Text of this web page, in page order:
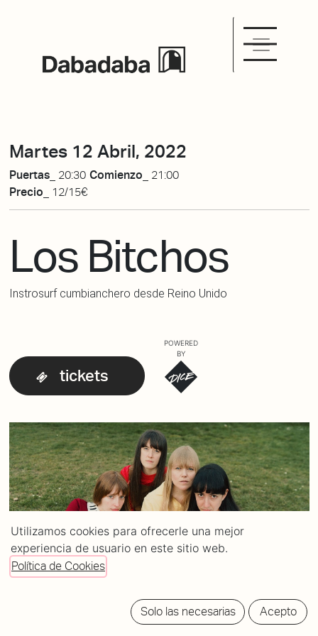
Martes 12 Abril, 2022
Puertas_ 20:30 Comienzo_ 21:00
Precio_
12/15€
Los Bitchos
Instrosurf cumbianchero desde Reino Unido
tickets
POWERED
BY
Utilizamos cookies para ofrecerle una mejor
experiencia de usuario en este sitio web.
Política de Cookies
Solo las necesarias Acepto